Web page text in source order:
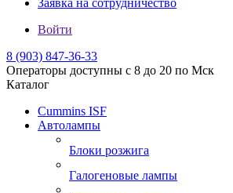
Заявка на сотрудничество
Войти
8 (903) 847-36-33
Операторы доступны с 8 до 20 по Мск
Каталог
Cummins ISF
Автолампы
Блоки розжига
Галогеновые лампы